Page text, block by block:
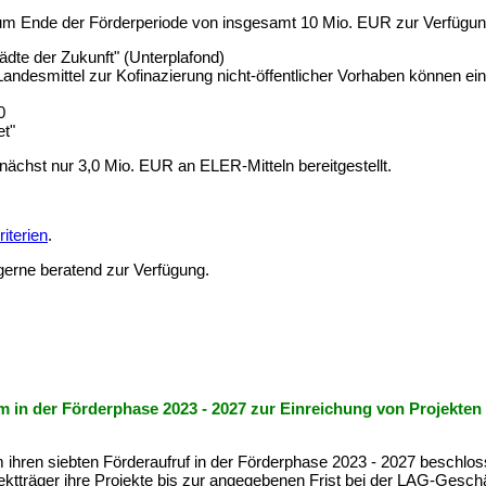
Ende der Förderperiode von insgesamt 10 Mio. EUR zur
der Zukunft" (Unterplafond)
zur Kofinazierung nicht-öffentlicher Vorhaben können
nur 3,0 Mio. EUR an ELER-Mitteln bereitgestellt.
.
beratend zur Verfügung.
der Förderphase 2023 - 2027 zur Einreichung von Projekten
siebten Förderaufruf in der Förderphase 2023 - 2027
ihre Projekte bis zur angegebenen Frist bei der LAG-